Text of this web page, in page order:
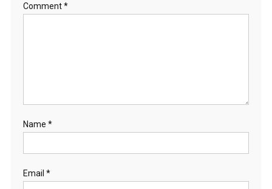
Comment*
Name *
Email *